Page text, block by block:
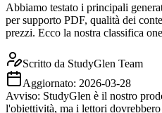
Abbiamo testato i principali
per supporto PDF, qualità dei
prezzi. Ecco la nostra classifica
Scritto da StudyGlen Team
Aggiornato: 2026-03-28
Avviso: StudyGlen è il nostro
l'obiettività, ma i lettori